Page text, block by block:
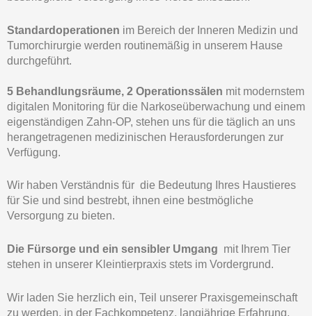
Standardoperationen im Bereich der Inneren Medizin und
Tumorchirurgie werden routinemäßig in unserem Hause
durchgeführt.
5 Behandlungsräume, 2 Operationssälen mit modernstem
digitalen Monitoring für die Narkoseüberwachung und einem
eigenständigen Zahn-OP, stehen uns für die täglich an uns
herangetragenen medizinischen Herausforderungen zur
Verfügung.
Wir haben Verständnis für die Bedeutung Ihres Haustieres
für Sie und sind bestrebt, ihnen eine bestmögliche
Versorgung zu bieten.
Die Fürsorge und ein sensibler Umgang mit Ihrem Tier
stehen in unserer Kleintierpraxis stets im Vordergrund.
Wir laden Sie herzlich ein, Teil unserer Praxisgemeinschaft
zu werden, in der Fachkompetenz, langjährige Erfahrung,